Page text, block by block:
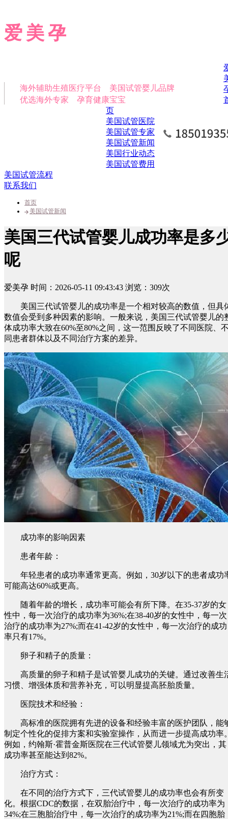
爱美孕
海外辅助生殖医疗平台 美国试管婴儿品牌
优选海外专家 孕育健康宝宝
页
美国试管医院
美国试管专家
美国试管新闻
美国行业动态
美国试管费用
美国试管流程
联系我们
首页
美国试管新闻
美国三代试管婴儿成功率是多
呢
爱美孕 时间：2026-05-11 09:43:43 浏览：309次
美国三代试管婴儿的成功率是一个相对较高的数值，但具
数值会受到多种因素的影响。一般来说，美国三代试管婴儿的
体成功率大致在60%至80%之间，这一范围反映了不同医院、
同患者群体以及不同治疗方案的差异。
成功率的影响因素
患者年龄：
年轻患者的成功率通常更高。例如，30岁以下的患者成功
可能高达60%或更高。
随着年龄的增长，成功率可能会有所下降。在35-37岁的女
性中，每一次治疗的成功率为36%;在38-40岁的女性中，每一次
治疗的成功率为27%;而在41-42岁的女性中，每一次治疗的成功
率只有17%。
卵子和精子的质量：
高质量的卵子和精子是试管婴儿成功的关键。通过改善生
习惯、增强体质和营养补充，可以明显提高胚胎质量。
医院技术和经验：
高标准的医院拥有先进的设备和经验丰富的医护团队，能
制定个性化的促排方案和实验室操作，从而进一步提高成功率
例如，约翰斯·霍普金斯医院在三代试管婴儿领域尤为突出，其
成功率甚至能达到82%。
治疗方式：
在不同的治疗方式下，三代试管婴儿的成功率也会有所变
化。根据CDC的数据，在双胎治疗中，每一次治疗的成功率为
34%;在三胞胎治疗中，每一次治疗的成功率为21%;而在四胞胎